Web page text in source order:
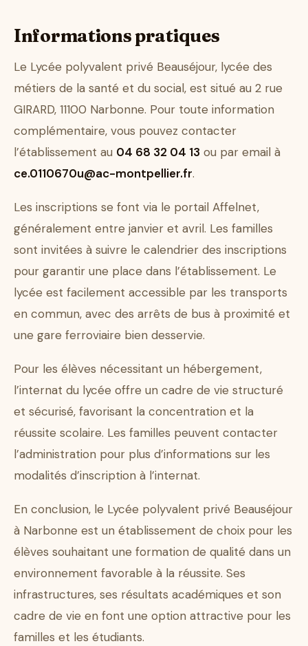
Informations pratiques
Le Lycée polyvalent privé Beauséjour, lycée des
métiers de la santé et du social, est situé au 2 rue
GIRARD, 11100 Narbonne. Pour toute information
complémentaire, vous pouvez contacter
l’établissement au 04 68 32 04 13 ou par email à
ce.0110670u@ac-montpellier.fr.
Les inscriptions se font via le portail Affelnet,
généralement entre janvier et avril. Les familles
sont invitées à suivre le calendrier des inscriptions
pour garantir une place dans l’établissement. Le
lycée est facilement accessible par les transports
en commun, avec des arrêts de bus à proximité et
une gare ferroviaire bien desservie.
Pour les élèves nécessitant un hébergement,
l’internat du lycée offre un cadre de vie structuré
et sécurisé, favorisant la concentration et la
réussite scolaire. Les familles peuvent contacter
l’administration pour plus d’informations sur les
modalités d’inscription à l’internat.
En conclusion, le Lycée polyvalent privé Beauséjour
à Narbonne est un établissement de choix pour les
élèves souhaitant une formation de qualité dans un
environnement favorable à la réussite. Ses
infrastructures, ses résultats académiques et son
cadre de vie en font une option attractive pour les
familles et les étudiants.